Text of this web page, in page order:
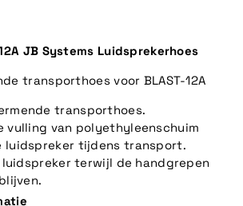
JB Systems Luidsprekerhoes
transporthoes voor BLAST-12A
transporthoes.
vulling van polyethyleenschuim
luidspreker tijdens transport.
terwijl de handgrepen